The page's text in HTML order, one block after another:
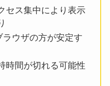
セス集中により表示
ウザの方が安定す
時間が切れる可能性